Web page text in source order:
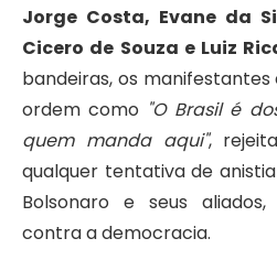
Jorge Costa, Evane da
Cicero de Souza e Luiz
bandeiras, os
ordem como "O Brasil é
quem manda aqui",
qualquer tentativa de
Bolsonaro e seus
contra a democracia.